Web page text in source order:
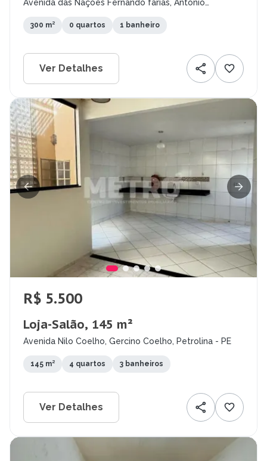
Avenida das Nações Fernando farias, Antônio
300 m² 0 quartos 1 banheiro
Ver Detalhes
R$ 5.500
Loja-Salão, 145 m²
Avenida Nilo Coelho, Gercino Coelho, Petrolina - PE
145 m² 4 quartos 3 banheiros
Ver Detalhes